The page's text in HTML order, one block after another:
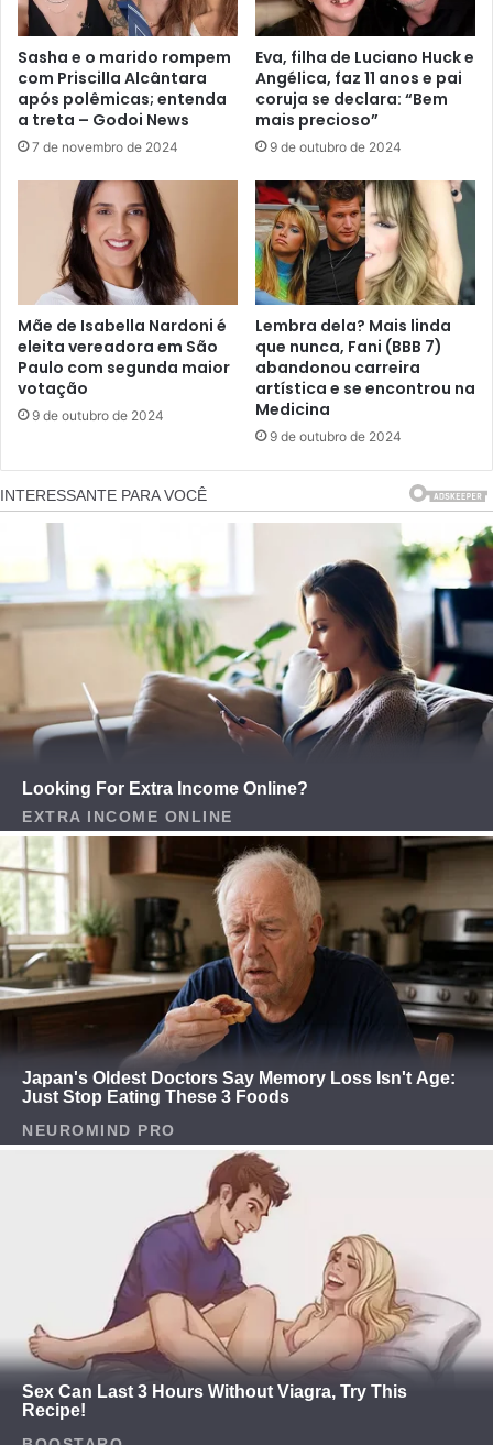
Sasha e o marido rompem
com Priscilla Alcântara
após polêmicas; entenda
a treta – Godoi News
7 de novembro de 2024
Eva, filha de Luciano Huck e
Angélica, faz 11 anos e pai
coruja se declara: “Bem
mais precioso”
9 de outubro de 2024
Mãe de Isabella Nardoni é
eleita vereadora em São
Paulo com segunda maior
votação
9 de outubro de 2024
Lembra dela? Mais linda
que nunca, Fani (BBB 7)
abandonou carreira
artística e se encontrou na
Medicina
9 de outubro de 2024